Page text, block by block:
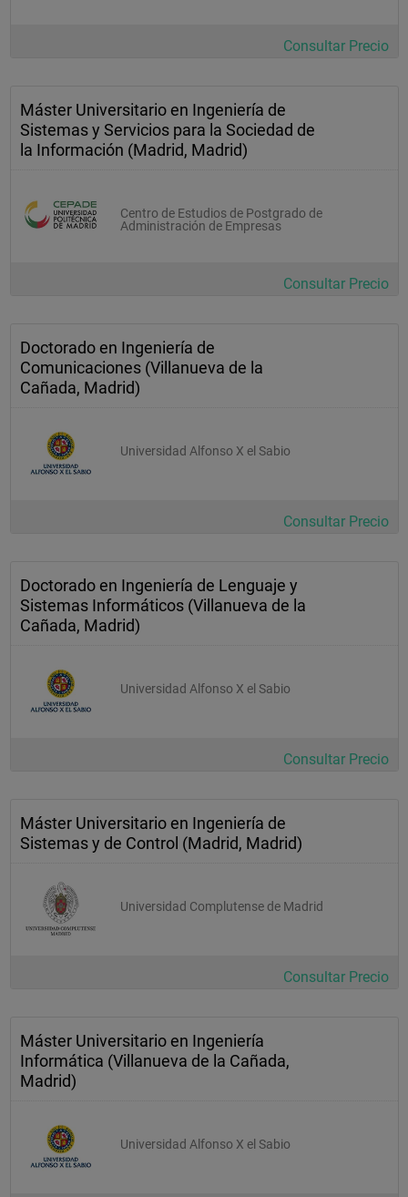
Consultar Precio
Máster Universitario en Ingeniería de
Sistemas y Servicios para la Sociedad de
la Información (Madrid, Madrid)
Centro de Estudios de Postgrado de
Administración de Empresas
Consultar Precio
Doctorado en Ingeniería de
Comunicaciones (Villanueva de la
Cañada, Madrid)
Universidad Alfonso X el Sabio
Consultar Precio
Doctorado en Ingeniería de Lenguaje y
Sistemas Informáticos (Villanueva de la
Cañada, Madrid)
Universidad Alfonso X el Sabio
Consultar Precio
Máster Universitario en Ingeniería de
Sistemas y de Control (Madrid, Madrid)
Universidad Complutense de Madrid
Consultar Precio
Máster Universitario en Ingeniería
Informática (Villanueva de la Cañada,
Madrid)
Universidad Alfonso X el Sabio